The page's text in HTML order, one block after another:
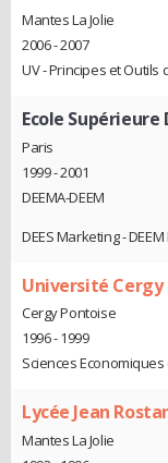
Mantes La Jolie
2006 - 2007
UV - Principes et Outils
Ecole Supérieure
Paris
1999 - 2001
DEEMA-DEEM
DEES Marketing -
Université Cergy
Cergy Pontoise
1996 - 1999
Sciences
Lycée Jean
Mantes La Jolie